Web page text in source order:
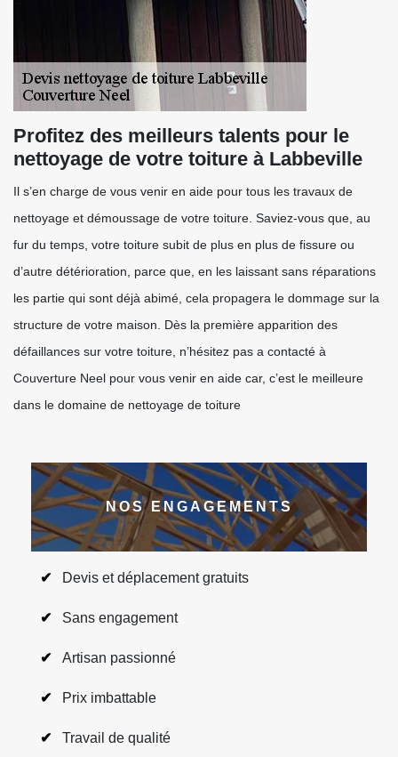
Profitez des meilleurs talents pour le
nettoyage de votre toiture à Labbeville
Il s’en charge de vous venir en aide pour tous les travaux de
nettoyage et démoussage de votre toiture. Saviez-vous que, au
fur du temps, votre toiture subit de plus en plus de fissure ou
d’autre détérioration, parce que, en les laissant sans réparations
les partie qui sont déjà abimé, cela propagera le dommage sur la
structure de votre maison. Dès la première apparition des
défaillances sur votre toiture, n’hésitez pas a contacté à
Couverture Neel pour vous venir en aide car, c’est le meilleure
dans le domaine de nettoyage de toiture
NOS ENGAGEMENTS
Devis et déplacement gratuits
Sans engagement
Artisan passionné
Prix imbattable
Travail de qualité